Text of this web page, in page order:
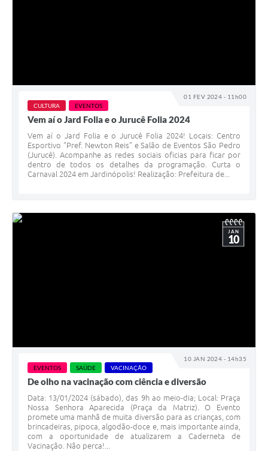
01 FEV 2024 - 11h00
CULTURA EVENTOS
Vem aí o Jard Folia e o Jurucê Folia 2024
Vem aí o Jard Folia e o Jurucê Folia 2024! Locais: Centro
Esportivo "Pref. Newton Reis" e Salão de Eventos São Pedro
(Jurucê). Acompanhe as redes sociais oficias para ficar por
dentro de todos os detalhes da programação. Curta o
Carnaval 2024 em Jardinópolis! Realização: Prefeitura de...
10 JAN 2024 - 14h35
JAN
10
EVENTOS SAÚDE VACINAÇÃO
De olho na vacinação com ciência e diversão
Data: 13/01/2024 (sábado), das 9h ao meio-dia; Local: Praça
Nossa Senhora Aparecida (Praça da Matriz). O Evento
promete uma manhã de muita diversão para as crianças, com
brincadeiras, pipoca, algodão-doce e, mais importante ainda,
com a oportunidade de atualizarem a Caderneta de
Vacinação. Não perca!...